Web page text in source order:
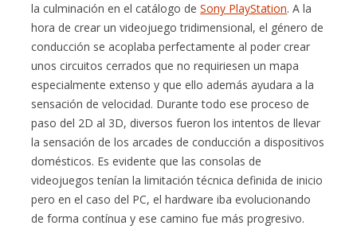
la culminación en el catálogo deSony PlayStation. A la
hora de crear un videojuego tridimensional, el género de
conducción se acoplaba perfectamente al poder crear
unos circuitos cerrados que no requiriesen un mapa
especialmente extenso y que ello además ayudara a la
sensación de velocidad. Durante todo ese proceso de
paso del 2D al 3D, diversos fueron los intentos de llevar
la sensación de los arcades de conducción a dispositivos
domésticos. Es evidente que las consolas de
videojuegos tenían la limitación técnica definida de inicio
pero en el caso del PC, el hardware iba evolucionando
de forma contínua y ese camino fue más progresivo.